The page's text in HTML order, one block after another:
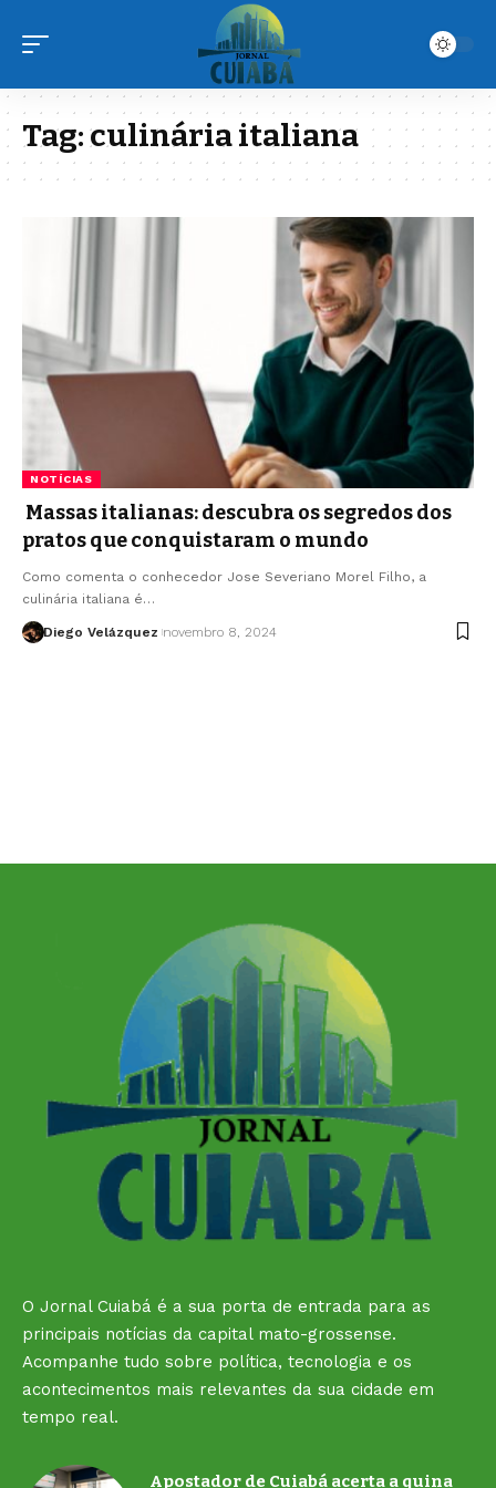
Tag:culinária italiana
NOTÍCIAS
Massas italianas: descubra os segredos dos
pratos que conquistaram o mundo
Como comenta o conhecedor Jose Severiano Morel Filho, a
culinária italiana é…
Diego Velázquez novembro 8, 2024
O Jornal Cuiabá é a sua porta de entrada para as
principais notícias da capital mato-grossense.
Acompanhe tudo sobre política, tecnologia e os
acontecimentos mais relevantes da sua cidade em
tempo real.
Apostador de Cuiabá acerta a quina